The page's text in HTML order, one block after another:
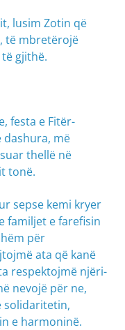
lusim Zotin që
të mbretërojë
gjithë.
festa e Fitër-
dashura, më
thellë në
tonë.
sepse kemi kryer
familjet e farefisin
për
ata që kanë
respektojmë njëri-
nevojë për ne,
solidaritetin,
e harmoninë.